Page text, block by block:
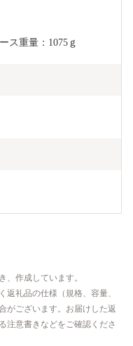
ス重量：1075ｇ
、作成しています。
返礼品の仕様（規格、容量、
がございます。お届けした返
注意書きなどをご確認くださ